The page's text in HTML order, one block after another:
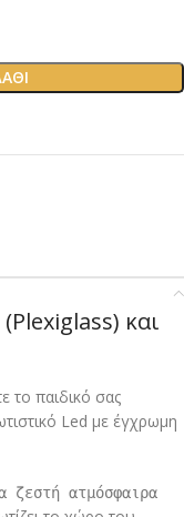
και
το παιδικό σας
Led με έγχρωμη
ζεστή ατμόσφαιρα